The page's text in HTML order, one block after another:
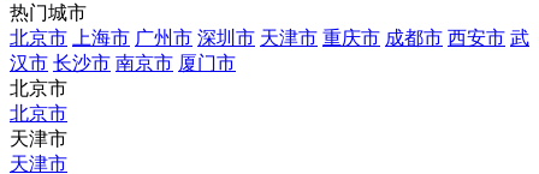
热门城市
北京市
上海市 广州市 深圳市 天津市 重庆市 成都市 西安市 武
汉市 长沙市 南京市 厦门市
北京市
北京市
天津市
天津市